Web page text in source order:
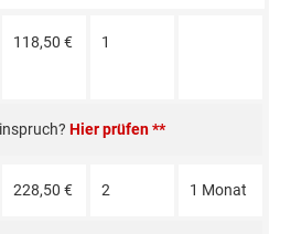
118,50 € 1
Hier prüfen **
228,50 € 2 1 Mo­nat